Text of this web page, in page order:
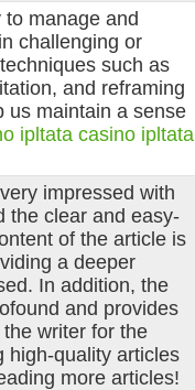
manage and
challenging or
such as
and reframing
us maintain a sense
ipltata casino ipltata
impressed with
the clear and easy-
of the article is
a deeper
In addition, the
and provides
writer for the
high-quality articles
more articles!